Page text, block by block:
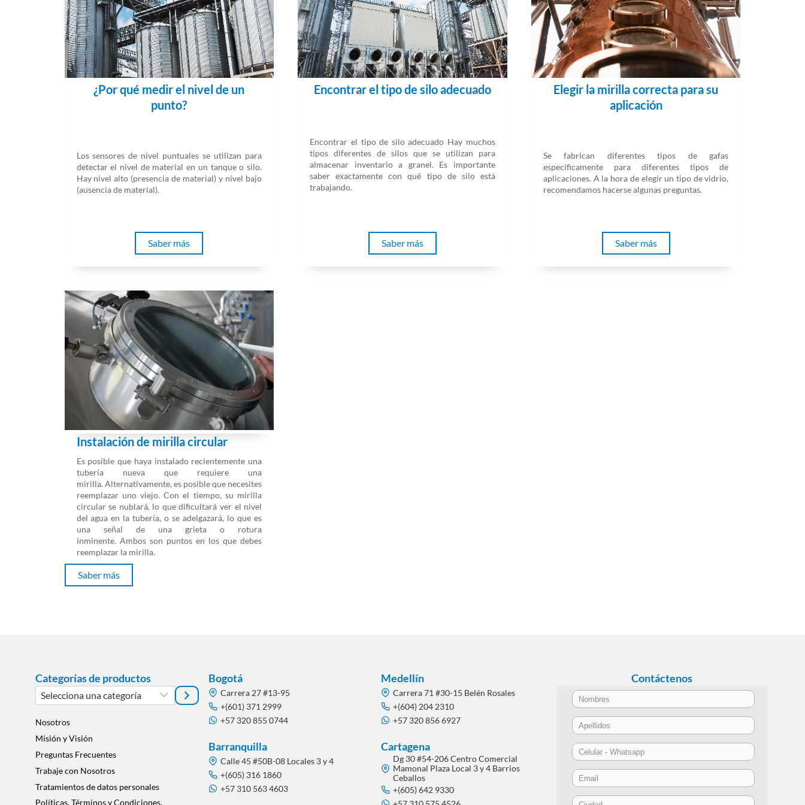
¿Por qué medir el nivel de un
punto?
Los sensores de nivel puntuales se utilizan para
detectar el nivel de material en un tanque o silo.
Hay nivel alto (presencia de material) y nivel bajo
(ausencia de material).
Saber más
Encontrar el tipo de silo adecuado
Encontrar el tipo de silo adecuado Hay muchos
tipos diferentes de silos que se utilizan para
almacenar inventario a granel. Es importante
saber exactamente con qué tipo de silo está
trabajando.
Saber más
Elegir la mirilla correcta para su
aplicación
Se fabrican diferentes tipos de gafas
específicamente para diferentes tipos de
aplicaciones. A la hora de elegir un tipo de vidrio,
recomendamos hacerse algunas preguntas.
Saber más
Instalación de mirilla circular
Es posible que haya instalado recientemente una
tubería nueva que requiere una
mirilla. Alternativamente, es posible que necesites
reemplazar uno viejo. Con el tiempo, su mirilla
circular se nublará, lo que dificultará ver el nivel
del agua en la tubería, o se adelgazará, lo que es
una señal de una grieta o rotura
inminente. Ambos son puntos en los que debes
reemplazar la mirilla.
Saber más
Categorías de productos
Selecciona
una
categoría
Nosotros
Misión y Visión
Preguntas Frecuentes
Trabaje con Nosotros
Tratamientos de datos personales
Políticas, Términos y Condiciones,
Bogotá
Carrera 27 #13-95
+(601) 371 2999
+57 320 855 0744
Barranquilla
Calle 45 #50B-08 Locales 3 y 4
+(605) 316 1860
+57 310 563 4603
Medellín
Carrera 71 #30-15 Belén Rosales
+(604) 204 2310
+57 320 856 6927
Cartagena
Dg 30 #54-206 Centro Comercial
Mamonal Plaza Local 3 y 4 Barrios
Ceballos
+(605) 642 9330
Contáctenos